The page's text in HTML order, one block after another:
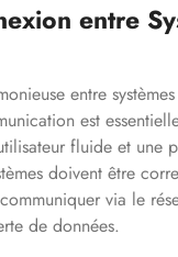
entre
entre
est
fluide et une
doivent être
via le
de données.